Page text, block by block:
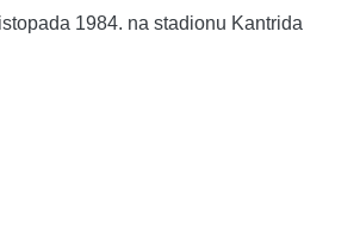
1984. na stadionu Kantrida